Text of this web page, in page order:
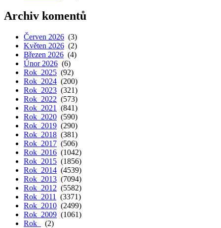
Archiv komentů
Červen 2026 (3)
Květen 2026 (2)
Březen 2026 (4)
Únor 2026 (6)
Rok 2025 (92)
Rok 2024 (200)
Rok 2023 (321)
Rok 2022 (573)
Rok 2021
(841)
Rok 2020 (590)
Rok 2019 (290)
Rok 2018 (381)
Rok 2017 (506)
Rok 2016 (1042)
Rok 2015 (1856)
Rok 2014 (4539)
Rok 2013 (7094)
Rok 2012 (5582)
Rok 2011
(3371)
Rok 2010 (2499)
Rok 2009 (1061)
Rok
(2)